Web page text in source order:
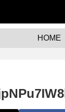
HOME